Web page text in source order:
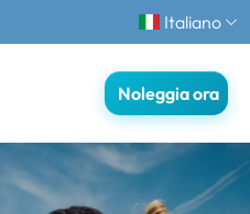
Italiano
Noleggia ora